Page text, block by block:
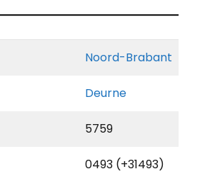
Noord-Brabant
Deurne
5759
0493 (+31493)